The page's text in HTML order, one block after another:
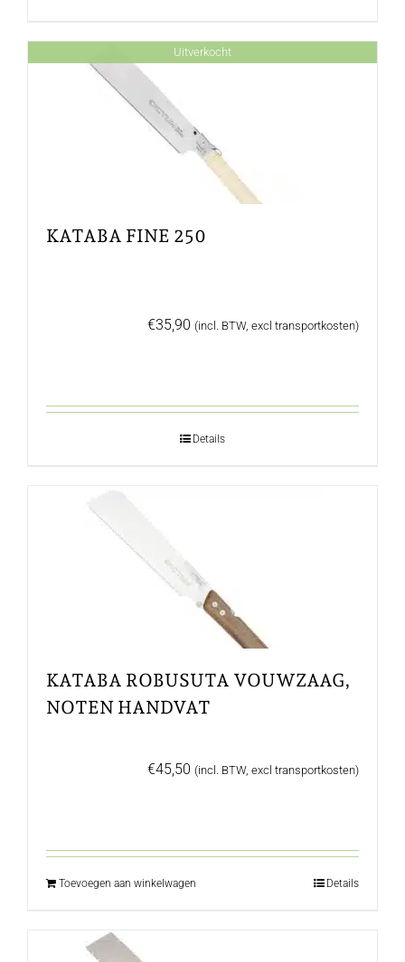
Uitverkocht
KATABA FINE 250
€35,90 (incl. BTW, excl transportkosten)
Details
KATABA ROBUSUTA VOUWZAAG,
NOTEN HANDVAT
€45,50 (incl. BTW, excl transportkosten)
Toevoegen aan winkelwagen Details